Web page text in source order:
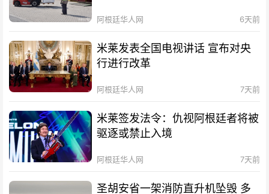
阿根廷华人网 6天前
米莱发表全国电视讲话 宣布对央
行进行改革
阿根廷华人网 7天前
米莱签发法令：仇视阿根廷者将被
驱逐或禁止入境
阿根廷华人网 7天前
圣胡安省一架消防直升机坠毁 多